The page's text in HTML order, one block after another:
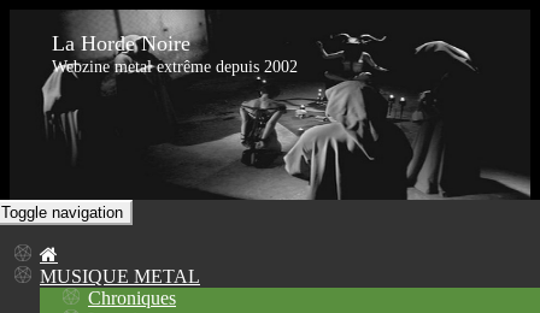
La Horde Noire
Webzine metal extrême depuis 2002
Toggle navigation
MUSIQUE METAL
Chroniques